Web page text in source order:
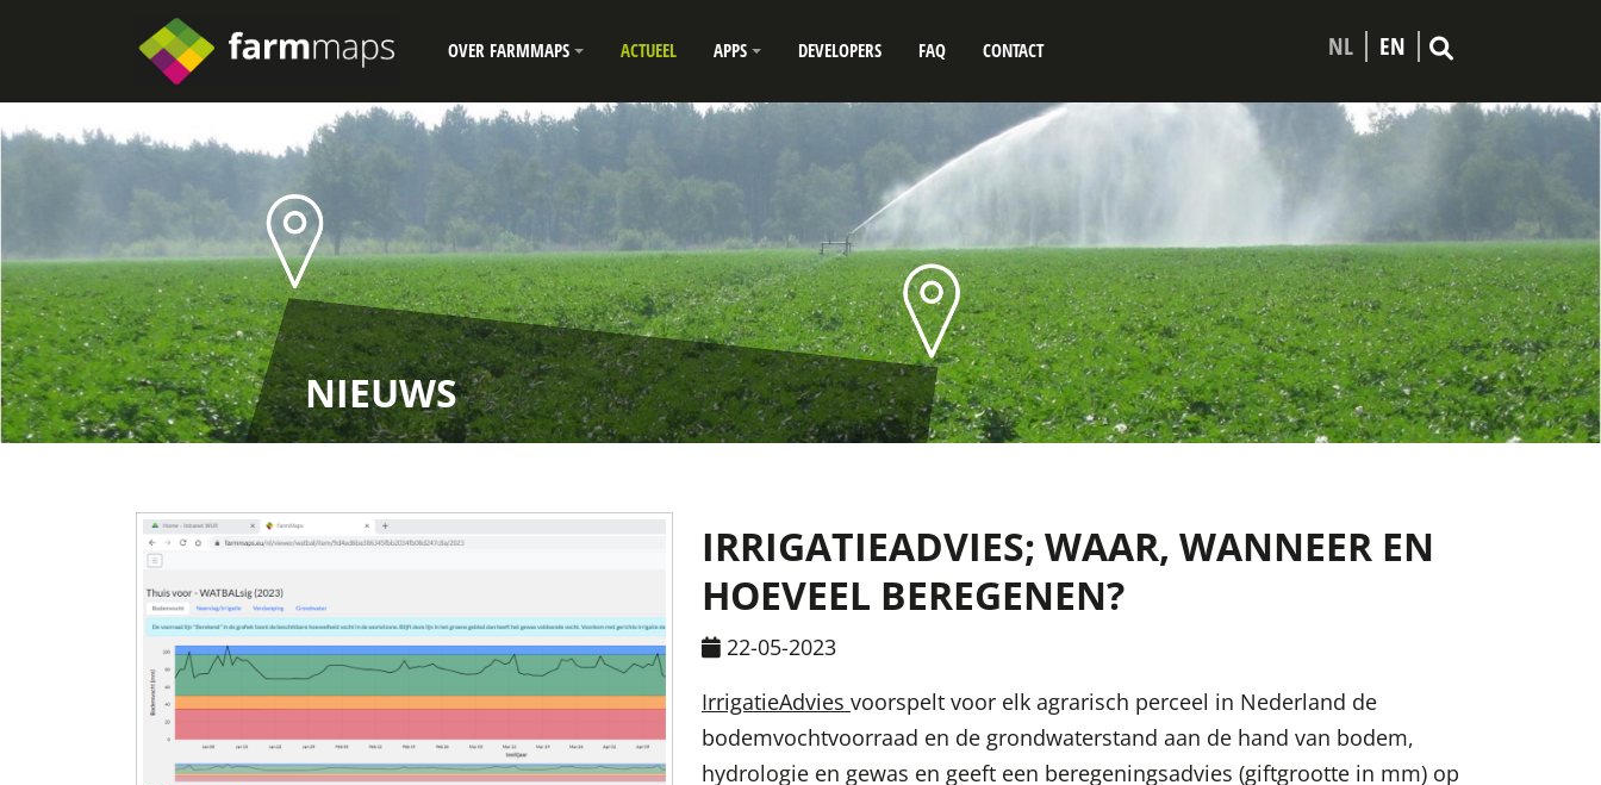
OVER FARMMAPS ACTUEEL APPS DEVELOPERS FAQ CONTACT NL EN
NIEUWS
IRRIGATIEADVIES; WAAR, WANNEER EN
HOEVEEL BEREGENEN?
22-05-2023
IrrigatieAdvies voorspelt voor elk agrarisch perceel in Nederland de
bodemvochtvoorraad en de grondwaterstand aan de hand van bodem,
hydrologie en gewas en geeft een beregeningsadvies (giftgrootte in mm) op